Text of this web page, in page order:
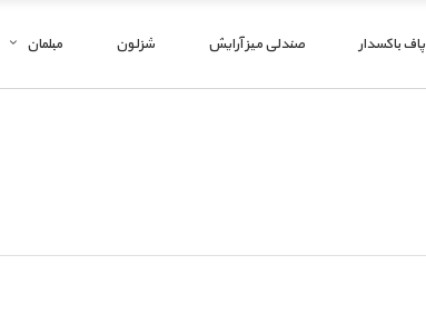
پاف باکسدار صندلی میز آرایش شزلون مبلمان